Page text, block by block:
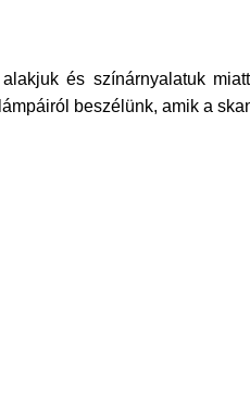
és színárnyalatuk
beszélünk, amik a